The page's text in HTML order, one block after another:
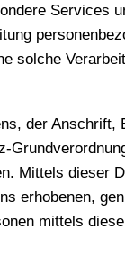
Services
solche
der Anschrift,
Mittels dieser
erhobenen,
mittels